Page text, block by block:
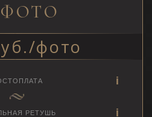
ФОТО
фото
РЕТУШЬ